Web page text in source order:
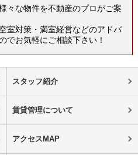
々な物件を不動産のプロがご案
室対策・満室経営などのアドバ
でお気軽にご相談下さい！
スタッフ紹介
賃貸管理について
アクセスMAP